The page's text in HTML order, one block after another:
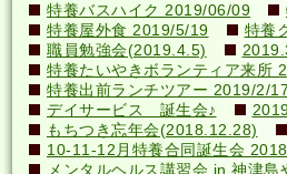
特養バスハイク 2019/06/09
特養屋外食 2019/5/19
特養
職員勉強会(2019.4.5)
特養たいやきボランティア来所
特養出前ランチツアー 2019/2/17
デイサービス 誕生会♪
もちつき忘年会(2018.12.28)
10-11-12月特養合同誕生会
メンタルヘルス講習会 in 神津